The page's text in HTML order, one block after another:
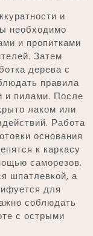
и
необходимо
и пропитками
Затем
дерева с
правила
и пилами. После
лаком или
Работа
основания
к каркасу
саморезов.
шпатлевкой, а
для
соблюдать
с острыми